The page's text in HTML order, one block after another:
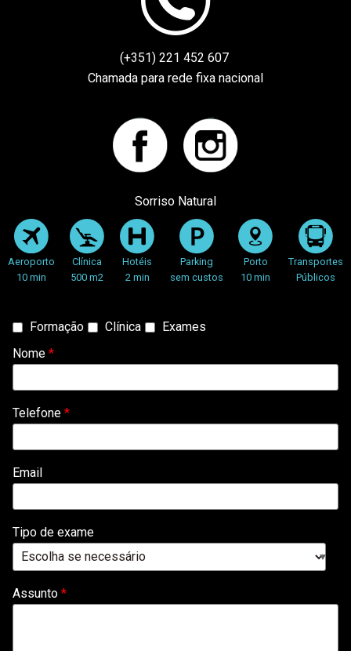
(+351) 221 452 607
Chamada para rede fixa nacional
Sorriso Natural
Aeroporto
10 min
Clínica
500 m2
Hotéis
2 min
Parking
sem custos
Porto
10 min
Transportes
Públicos
Tipo
Contacto
Formação Clínica
Exames
Nome *
Telefone *
Email
Tipo de exame
Assunto *